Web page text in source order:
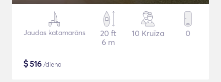
Jaudas katamarāns
20 ft
6 m
10 Kruīza 0
$516 /diena